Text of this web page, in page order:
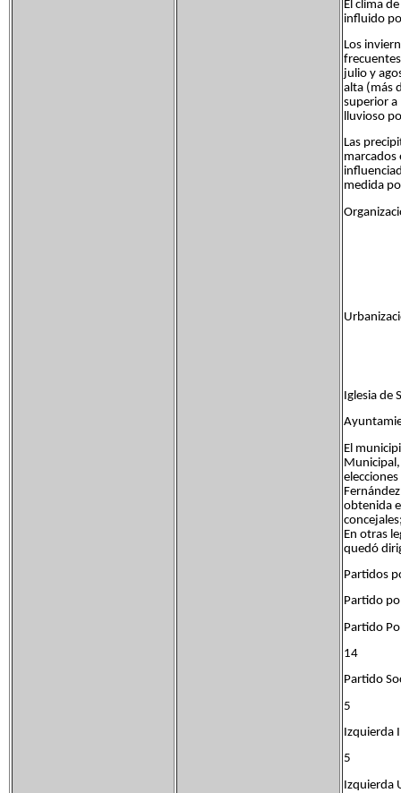
El clima
influido
Los
julio y
alta (más
superior a
lluvioso
Las
marcados
medida
Iglesia de
El
obtenida
En otras
quedó
Partidos
Partido
Partido
14
Partido
5
5
Izquierda